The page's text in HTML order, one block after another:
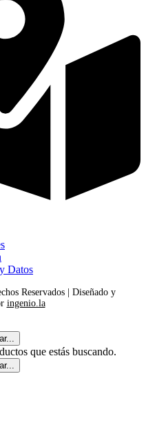
Datos
Reservados | Diseñado y
ingenio.la
que estás buscando.